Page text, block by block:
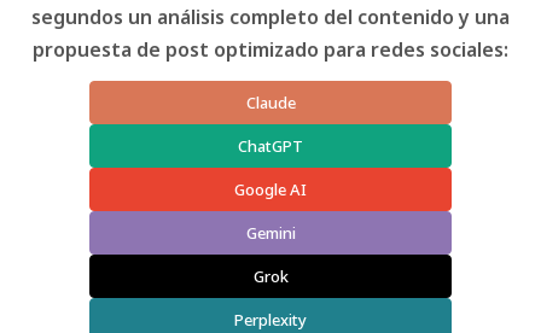
segundos un análisis completo del contenido y una
propuesta de post optimizado para redes sociales:
Claude
ChatGPT
Google AI
Gemini
Grok
Perplexity